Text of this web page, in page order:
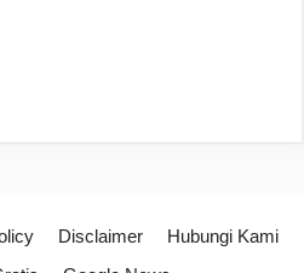
Disclaimer
Hubungi Kami